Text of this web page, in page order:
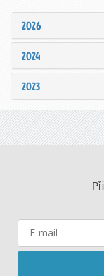
2026
2024
2023